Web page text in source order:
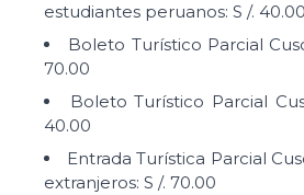
estudiantes peruanos: S /. 40.00
Boleto Turístico Parcial
70.00
Boleto Turístico Parcial
40.00
Entrada Turística Parcial
extranjeros: S /. 70.00